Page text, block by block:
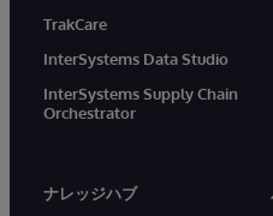
TrakCare
InterSystems Data Studio
InterSystems Supply Chain
Orchestrator
ナレッジハブ